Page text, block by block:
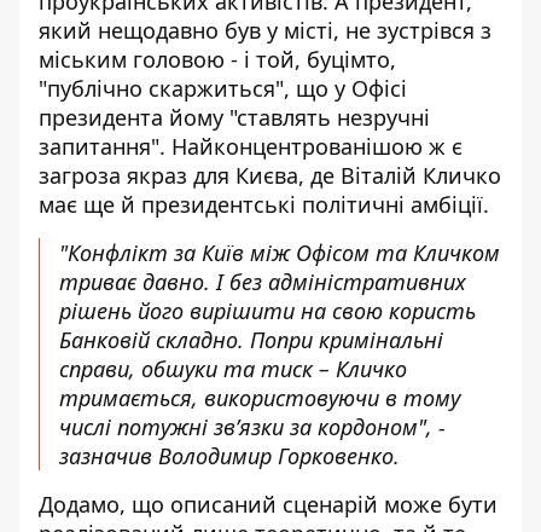
який нещодавно був у місті, не зустрівся з
міським головою - і той, буцімто,
"публічно скаржиться", що у Офісі
президента йому "ставлять незручні
запитання". Найконцентрованішою ж є
загроза якраз для Києва, де Віталій Кличко
має ще й президентські політичні амбіції.
"Конфлікт за Київ між Офісом та Кличком
триває давно. І без адміністративних
рішень його вирішити на свою користь
Банковій складно. Попри кримінальні
справи, обшуки та тиск – Кличко
тримається, використовуючи в тому
числі потужні зв’язки за кордоном", -
зазначив Володимир Горковенко.
Додамо, що описаний сценарій може бути